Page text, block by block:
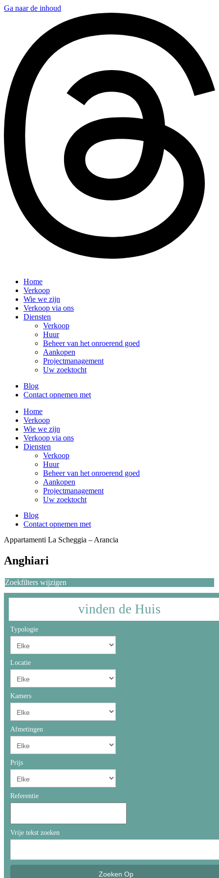
Ga naar de inhoud
Home
Verkoop
Wie we zijn
Verkoop via ons
Diensten
Verkoop
Huur
Beheer van het onroerend goed
Aankopen
Projectmanagement
Uw zoektocht
Blog
Contact opnemen met
Home
Verkoop
Wie we zijn
Verkoop via ons
Diensten
Verkoop
Huur
Beheer van het onroerend goed
Aankopen
Projectmanagement
Uw zoektocht
Blog
Contact opnemen met
Appartamenti La Scheggia – Arancia
Anghiari
Zoekfilters wijzigen
vinden de Huis
Typologie
Locatie
Kamers
Afmetingen
Prijs
Referentie
Vrije tekst zoeken